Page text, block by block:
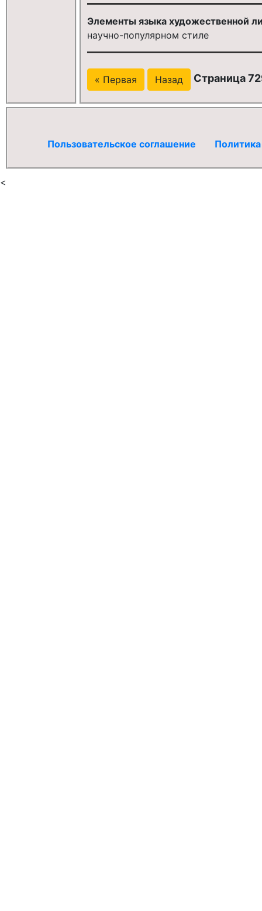
Элементы языка художественной
научно-популярном стиле
« Первая Назад Страница
Пользовательское соглашение
<